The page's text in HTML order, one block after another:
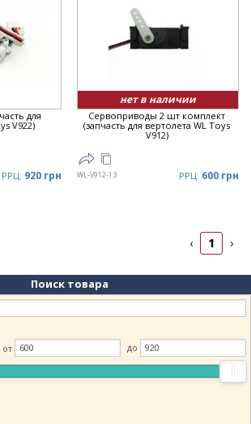
для
V922)
РРЦ: 920 грн
нет в наличии
Сервоприводы 2 шт комплект
(запчасть для вертолета WL Toys
V912)
WL-V912-13 РРЦ: 600 грн
‹ 1 ›
Поиск товара
от до